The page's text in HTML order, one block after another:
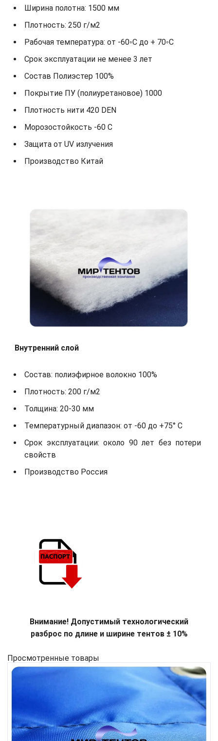
Ширина полотна: 1500 мм
Плотность: 250 г/м2
Рабочая температура: от -60◦С до + 70◦С
Срок эксплуатации не менее 3 лет
Состав Полиэстер 100%
Покрытие ПУ (полиуретановое) 1000
Плотность нити 420 DEN
Морозостойкость -60 С
Защита от UV излучения
Производство Китай
Внутренний слой
Состав: полиэфирное волокно 100%
Плотность: 200 г/м2
Толщина: 20-30 мм
Температурный диапазон: от -60 до +75° С
Срок эксплуатации: около 90 лет без потери
свойств
Производство Россия
Внимание! Допустимый технологический
разброс по длине и ширине тентов ± 10%
Просмотренные товары